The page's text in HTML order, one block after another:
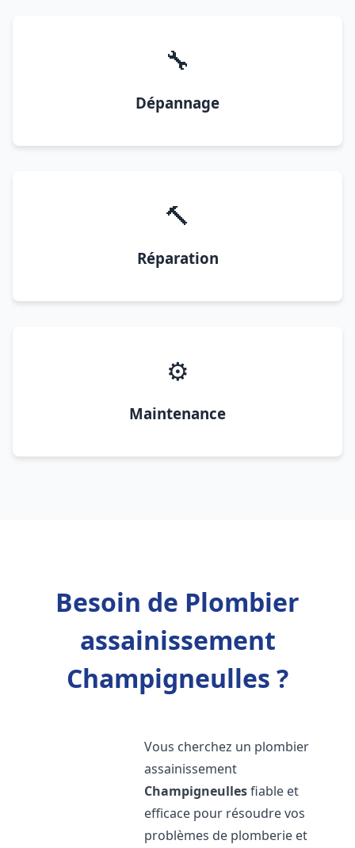
🔧
Dépannage
🔨
Réparation
⚙️
Maintenance
Besoin de Plombier
assainissement
Champigneulles ?
Vous cherchez un plombier
assainissement
Champigneullesfiable et
efficace pour résoudre vos
problèmes de plomberie et